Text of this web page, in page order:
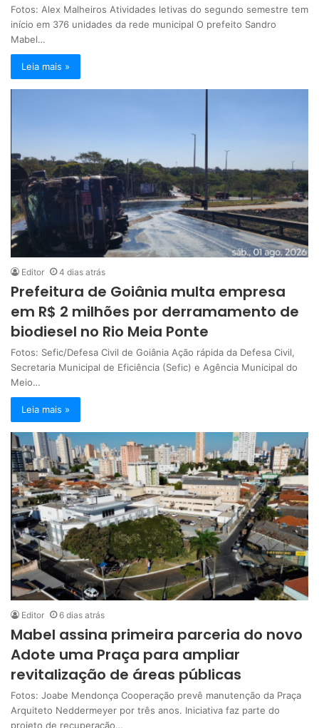
Fotos: Alex Malheiros Atividades letivas do segundo semestre tem
início em 376 unidades da rede municipal O prefeito Sandro
Mabel…
Leia mais »
Editor 4 dias atrás
Prefeitura de Goiânia multa empresa
em R$ 2 milhões por derramamento de
biodiesel no Rio Meia Ponte
Fotos: Sefic/Defesa Civil de Goiânia Ação rápida da Defesa Civil,
Secretaria Municipal de Eficiência (Sefic) e Agência Municipal do
Meio…
Leia mais »
Editor 6 dias atrás
Mabel assina primeira parceria do novo
Adote uma Praça para ampliar
revitalização de áreas públicas
Fotos: Joabe Mendonça Cooperação prevê manutenção da Praça
Arquiteto Neddermeyer por três anos. Iniciativa faz parte do
projeto de recuperação…